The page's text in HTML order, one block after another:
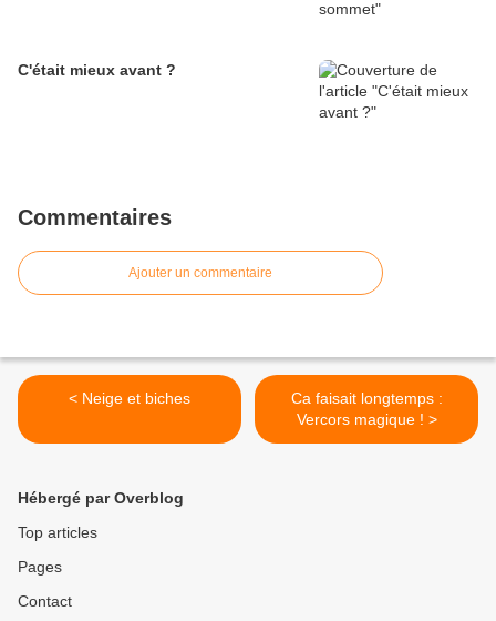
C'était mieux avant ?
Commentaires
Ajouter un commentaire
< Neige et biches
Ca faisait longtemps :
Vercors magique ! >
Hébergé par Overblog
Top articles
Pages
Contact